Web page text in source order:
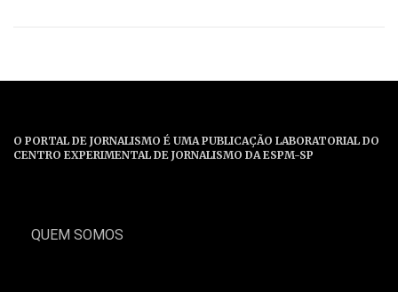
O PORTAL DE JORNALISMO É UMA PUBLICAÇÃO LABORATORIAL DO
CENTRO EXPERIMENTAL DE JORNALISMO DA ESPM-SP
QUEM SOMOS